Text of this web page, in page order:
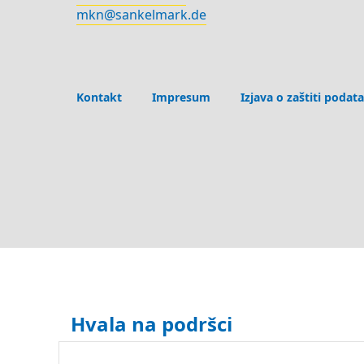
mkn@sankelmark.de
Kontakt Impresum Izjava o zaštiti
Hvala na podršci